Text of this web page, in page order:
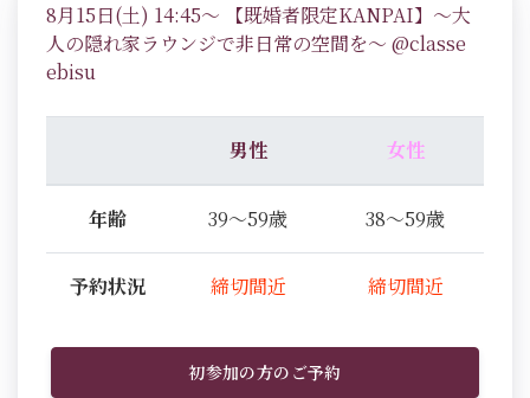
8月15日(土) 14:45～ 【既婚者限定KANPAI】～大
人の隠れ家ラウンジで非日常の空間を～ @classe
ebisu
男性 女性
年齢 39～59歳 38～59歳
予約状況 締切間近 締切間近
初参加の方のご予約